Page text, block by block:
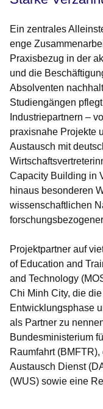
Ein zentrales
enge
Praxisbezug in der
und die
Absolventen
Studiengängen
Industriepartnern –
praxisnahe Projekte
Austausch mit
Capacity Building in
hinaus besonderen
wissenschaftlichen
Projektpartner auf
of Education and
and Technology
Chi Minh City, die
Entwicklungsphase
als Partner zu
Bundesministerium
Raumfahrt
Austausch Dienst
(WUS) sowie eine